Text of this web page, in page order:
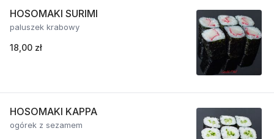
HOSOMAKI SURIMI
paluszek krabowy
18,00 zł
HOSOMAKI KAPPA
ogórek z sezamem